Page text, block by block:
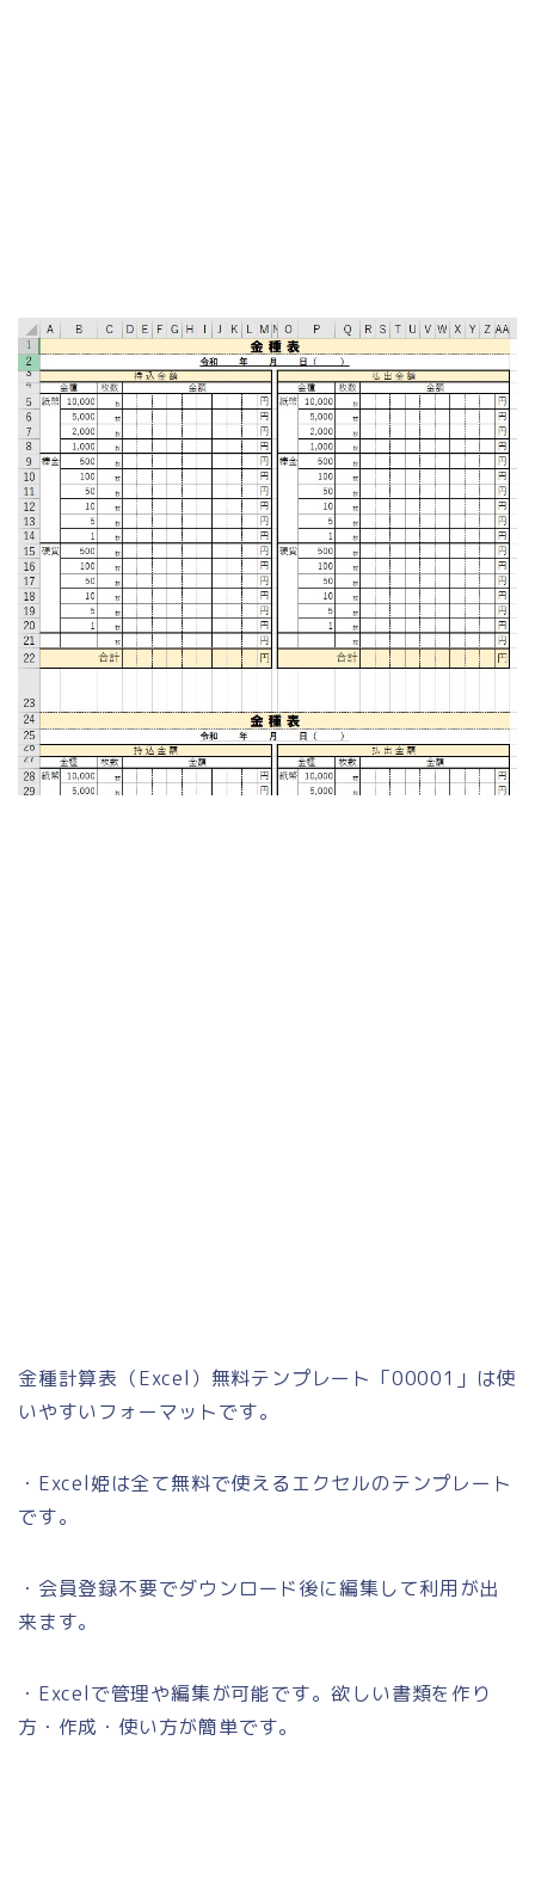
金種計算表（Excel）無料テンプレート「00001」は使
いやすいフォーマットです。
・Excel姫は全て無料で使えるエクセルのテンプレート
です。
・会員登録不要でダウンロード後に編集して利用が出
来ます。
・Excelで管理や編集が可能です。欲しい書類を作り
方・作成・使い方が簡単です。